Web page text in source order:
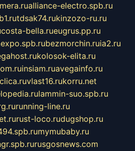
alliance-electro.spb.ru
tdsak74.rukinzozo-ru.ru
costa-bella.rueugrus.pp.ru
bezmorchin.ruia2.ru
kolosok-elita.ru
insiam.ruavegainfo.ru
vlast16.rukorru.net
lammin-suo.spb.ru
running-line.ru
rust-loco.rudugshop.ru
mymubaby.ru
rusgosnews.com